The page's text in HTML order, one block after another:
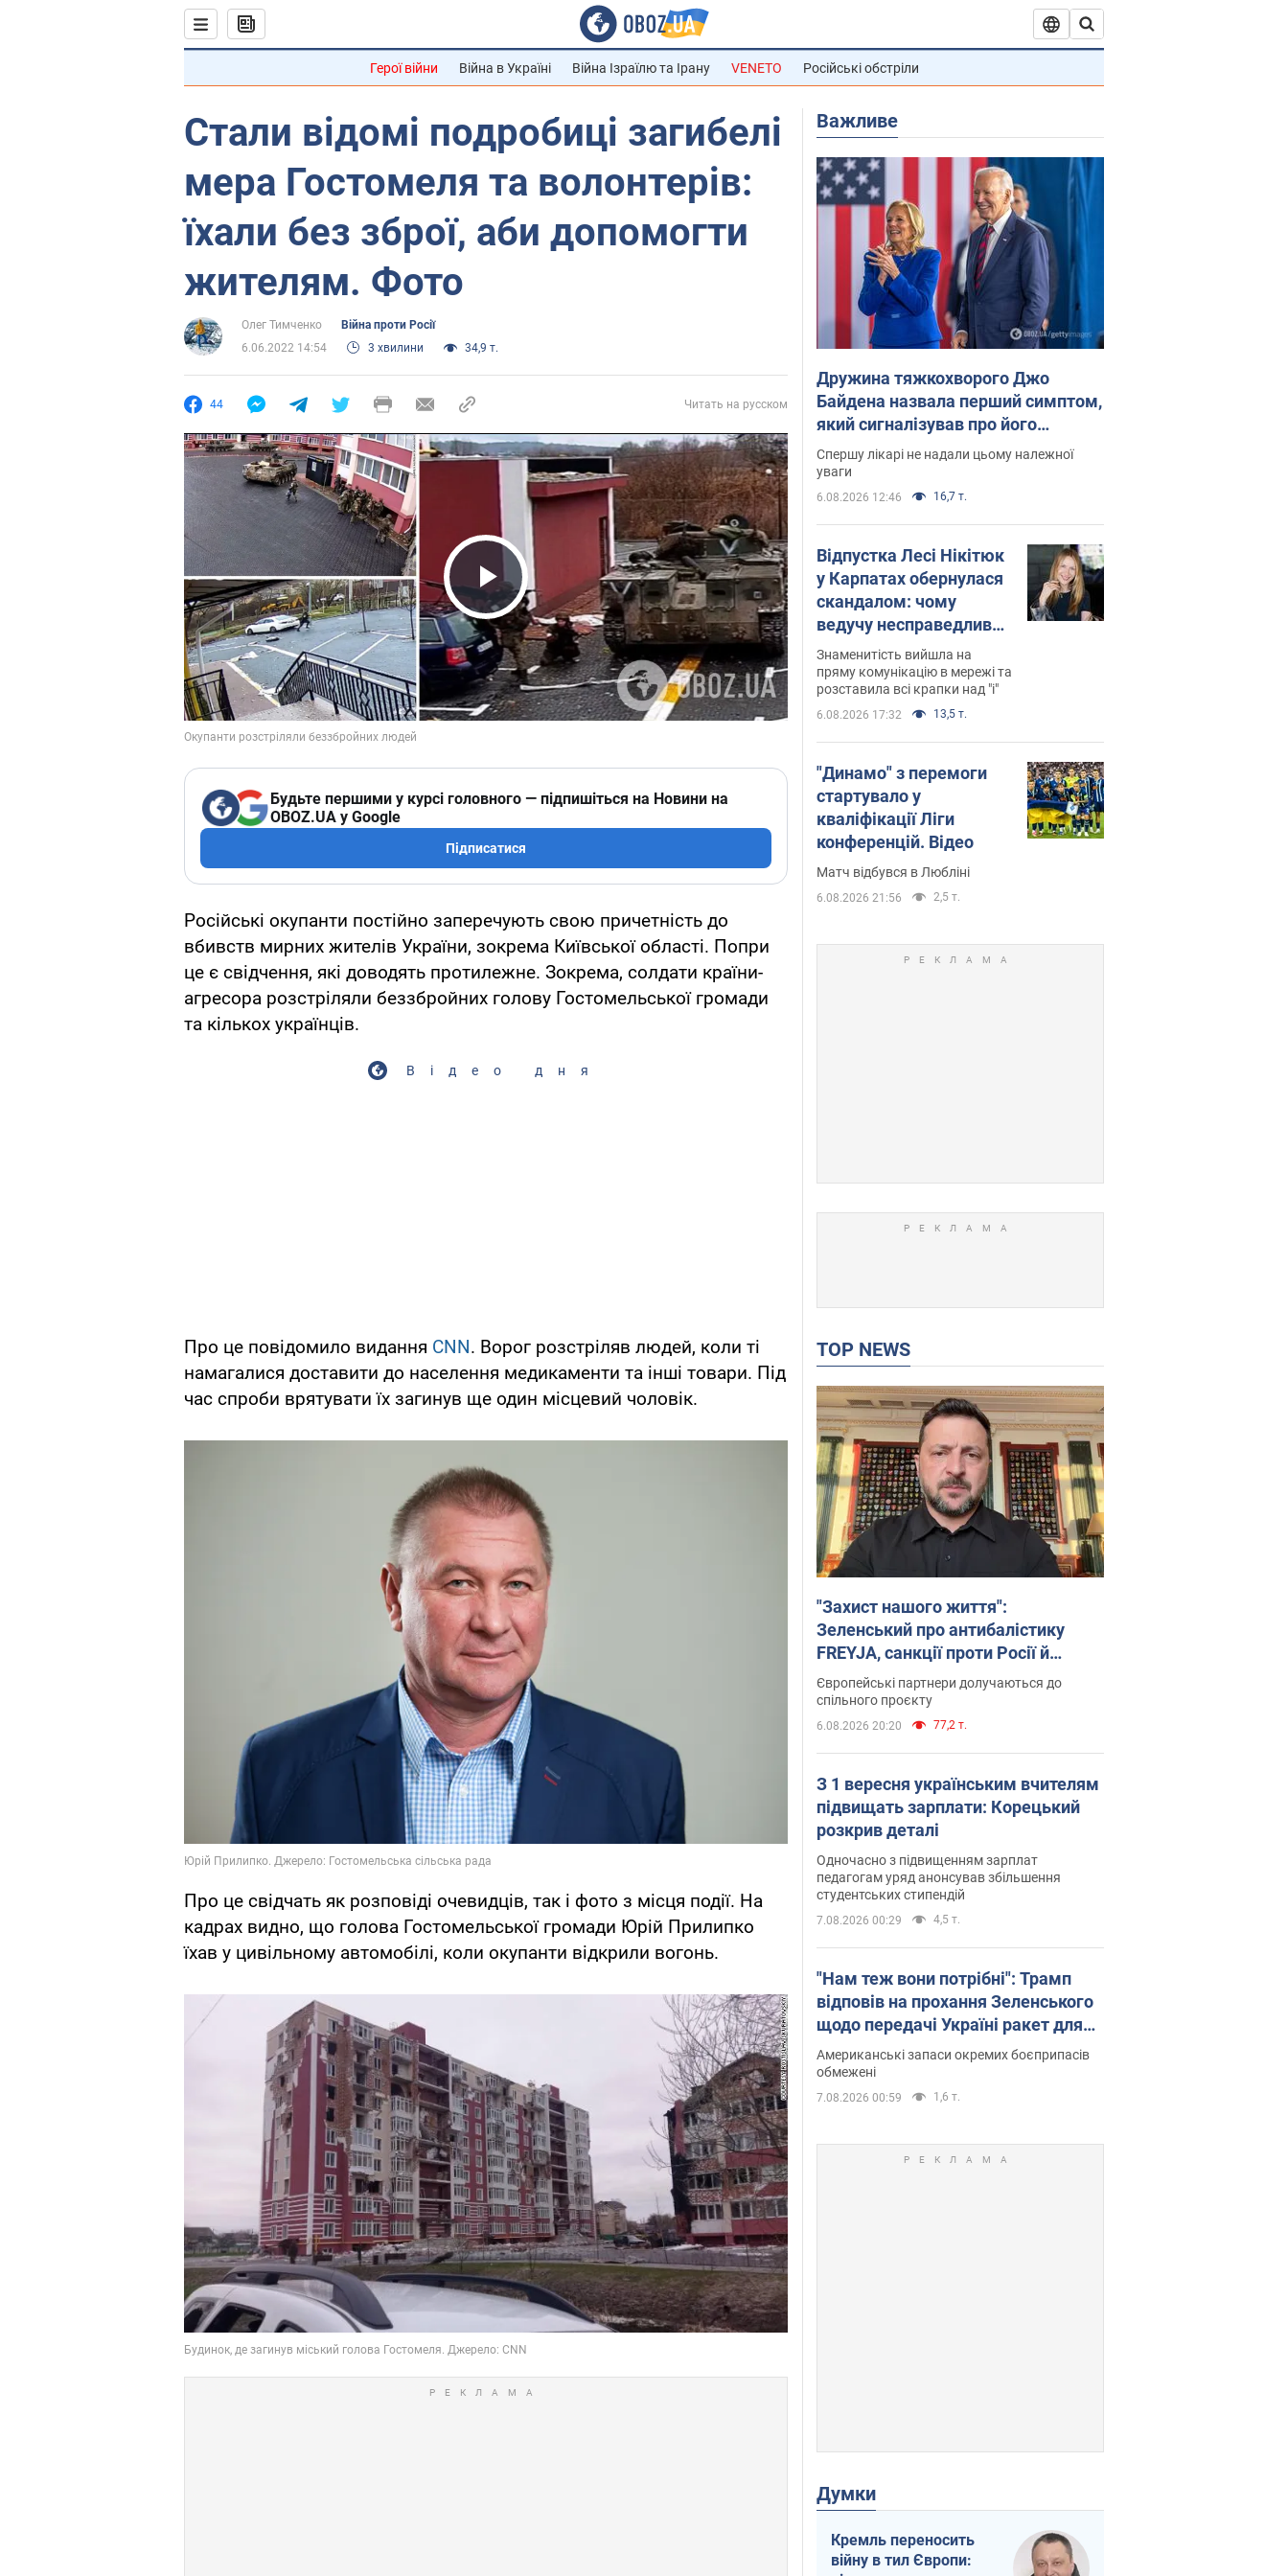
Герої війни Війна в Україні Війна Ізраїлю та Ірану VENETO Російські обстріли
Стали відомі подробиці загибелі
мера Гостомеля та волонтерів:
їхали без зброї, аби допомогти
жителям. Фото
Олег Тимченко
Війна проти Росії
6.06.2022 14:54
3 хвилини 34,9 т.
44 Читать на русском
Play Video
Будьте першими у курсі головного — підпишіться на Новини на
OBOZ.UA у Google
Підписатися
Російські окупанти постійно заперечують свою причетність до
вбивств мирних жителів України, зокрема Київської області. Попри
це є свідчення, які доводять протилежне. Зокрема, солдати країни-
агресора розстріляли беззбройних голову Гостомельської громади
та кількох українців.
Відео дня
Про це повідомило видання СNN. Ворог розстріляв людей, коли ті
намагалися доставити до населення медикаменти та інші товари. Під
час спроби врятувати їх загинув ще один місцевий чоловік.
Про це свідчать як розповіді очевидців, так і фото з місця події. На
кадрах видно, що голова Гостомельської громади Юрій Прилипко
їхав у цивільному автомобілі, коли окупанти відкрили вогонь.
Важливе
Дружина тяжкохворого Джо
Байдена назвала перший симптом,
який сигналізував про його
"агресивний" рак
Спершу лікарі не надали цьому належної
уваги
6.08.2026 12:46 16,7 т.
Відпустка Лесі Нікітюк
у Карпатах обернулася
скандалом: чому
ведучу несправедливо
захейтили
Знаменитість вийшла на
пряму комунікацію в мережі та
розставила всі крапки над "і"
6.08.2026 17:32 13,5 т.
"Динамо" з перемоги
стартувало у
кваліфікації Ліги
конференцій. Відео
Матч відбувся в Любліні
6.08.2026 21:56 2,5 т.
TOP NEWS
"Захист нашого життя":
Зеленський про антибалістику
FREYJA, санкції проти Росії й
підтримку аграріїв. Відео
Європейські партнери долучаються до
спільного проєкту
6.08.2026 20:20 77,2 т.
З 1 вересня українським вчителям
підвищать зарплати: Корецький
розкрив деталі
Одночасно з підвищенням зарплат
педагогам уряд анонсував збільшення
студентських стипендій
7.08.2026 00:29 4,5 т.
"Нам теж вони потрібні": Трамп
відповів на прохання Зеленського
щодо передачі Україні ракет для
Patriot
Американські запаси окремих боєприпасів
обмежені
7.08.2026 00:59 1,6 т.
Думки
Кремль переносить
війну в тил Європи: